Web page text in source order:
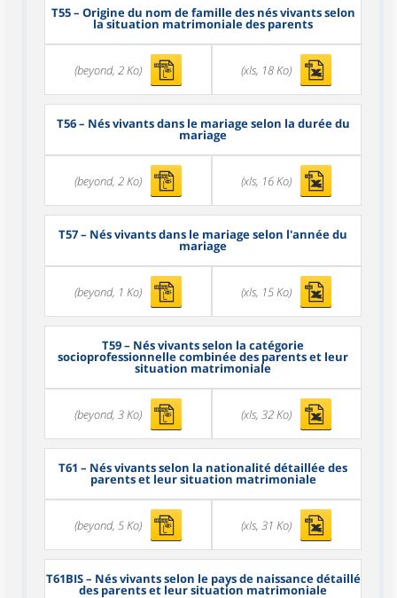
T55– Origine du nom de famille des nés vivants selon
la situation matrimoniale des parents
(beyond, 2 Ko) (xls, 18 Ko)
T56– Nés vivants dans le mariage selon la durée du
mariage
(beyond, 2 Ko) (xls, 16 Ko)
T57– Nés vivants dans le mariage selon l'année du
mariage
(beyond, 1 Ko) (xls, 15 Ko)
T59– Nés vivants selon la catégorie
socioprofessionnelle combinée des parents et leur
situation matrimoniale
(beyond, 3 Ko) (xls, 32 Ko)
T61 – Nés vivants selon la nationalité détaillée des
parents et leur situation matrimoniale
(beyond, 5 Ko) (xls, 31 Ko)
T61BIS– Nés vivants selon le pays de naissance détaillé
des parents et leur situation matrimoniale